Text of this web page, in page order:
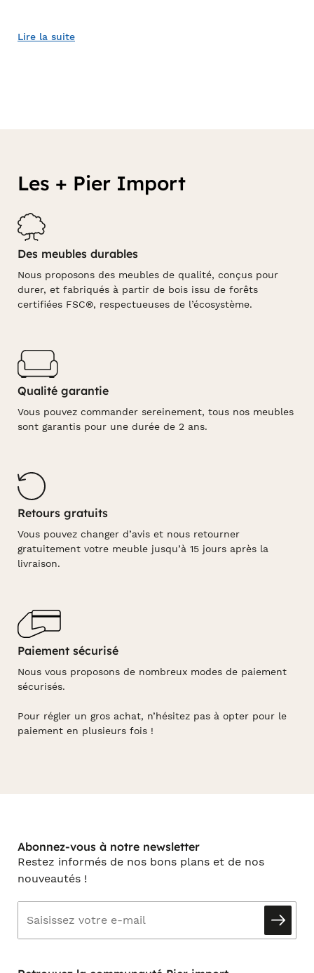
Lire la suite
Les + Pier Import
Des meubles durables
Nous proposons des meubles de qualité, conçus pour
durer, et fabriqués à partir de bois issu de forêts
certifiées FSC®, respectueuses de l’écosystème.
Qualité garantie
Vous pouvez commander sereinement, tous nos meubles
sont garantis pour une durée de 2 ans.
Retours gratuits
Vous pouvez changer d’avis et nous retourner
gratuitement votre meuble jusqu’à 15 jours après la
livraison.
Paiement sécurisé
Nous vous proposons de nombreux modes de paiement
sécurisés.
Pour régler un gros achat, n’hésitez pas à opter pour le
paiement en plusieurs fois !
Abonnez-vous à notre newsletter
Restez informés de nos bons plans et de nos
nouveautés !